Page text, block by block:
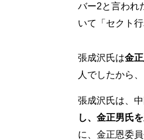
バー2と言われ
いて「セクト
張成沢氏は金
人でしたから
張成沢氏は、
し、金正男氏
に、金正恩委